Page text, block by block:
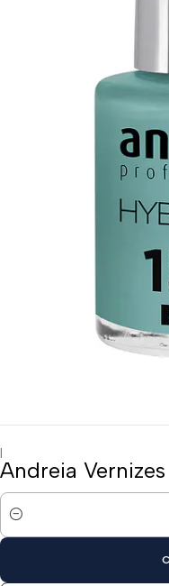
|
Andreia
Quantidade